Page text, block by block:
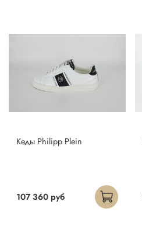
Кеды Philipp Plein
107 360 руб